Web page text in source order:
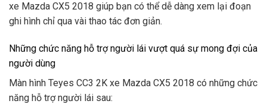
xe Mazda CX5 2018 giúp bạn có thể dễ dàng xem lại đoạn
ghi hình chỉ qua vài thao tác đơn giản.
Những chức năng hỗ trợ người lái vượt quá sự mong đợi của
người dùng
Màn hình Teyes CC3 2K xe Mazda CX5 2018 có những chức
năng hỗ trợ người lái sau: